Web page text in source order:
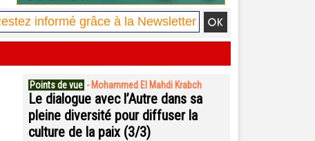
Points de vue - Mohammed El Mahdi Krabch
Le dialogue avec l’Autre dans sa
pleine diversité pour diffuser la
culture de la paix (3/3)